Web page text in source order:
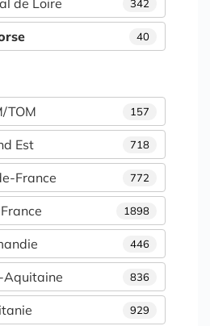
342
40
157
TOM
718
Est
772
France
1898
446
836
Aquitaine
929